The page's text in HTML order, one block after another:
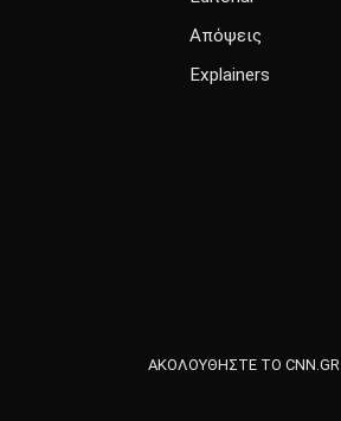
Απόψεις
Explainers
ΑΚΟΛΟΥΘΗΣΤΕ ΤΟ CNN.GR